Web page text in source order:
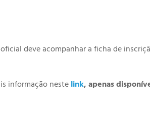
deve acompanhar a ficha de
informação nestelink, apenas